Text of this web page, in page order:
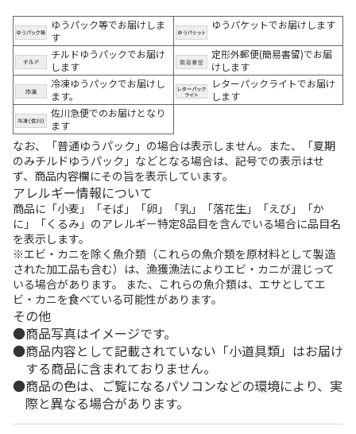
ゆうパック等でお届けしま
す
ゆうパケットでお届けします
チルドゆうパックでお届け
します
定形外郵便(簡易書留)でお届
けします
冷凍ゆうパックでお届けし
ます。
レターパックライトでお届け
します
佐川急便でのお届けとなり
ます
なお、「普通ゆうパック」の場合は表示しません。また、「夏期
のみチルドゆうパック」などとなる場合は、記号での表示はせ
ず、商品内容欄にその旨を表示しています。
アレルギー情報について
商品に「小麦」「そば」「卵」「乳」「落花生」「えび」「か
に」「くるみ」のアレルギー特定8品目を含んでいる場合に品目名
を表示します。
※エビ・カニを除く魚介類（これらの魚介類を原材料として製造
された加工品も含む）は、漁獲漁法によりエビ・カニが混じって
いる場合があります。 また、これらの魚介類は、エサとしてエ
ビ・カニを食べている可能性があります。
その他
商品写真はイメージです。
商品内容として記載されていない「小道具類」はお届け
する商品に含まれておりません。
商品の色は、ご覧になるパソコンなどの環境により、実
際と異なる場合があります。